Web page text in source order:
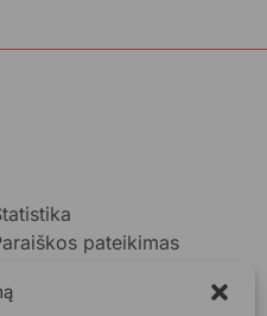
pateikimas